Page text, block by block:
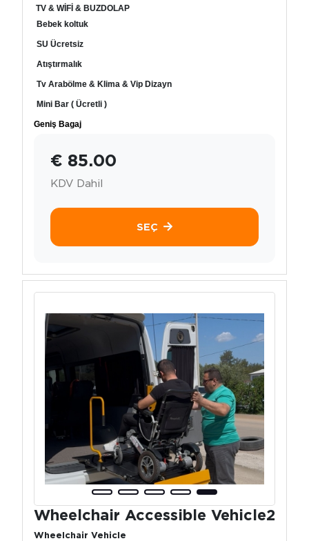
TV & WİFİ & BUZDOLAP
Bebek koltuk
SU Ücretsiz
Atıştırmalık
Tv Arabölme & Klima & Vip Dizayn
Mini Bar ( Ücretli )
Geniş Bagaj
€ 85.00
KDV Dahil
SEÇ
Wheelchair Accessible Vehicle2
Wheelchair Vehicle